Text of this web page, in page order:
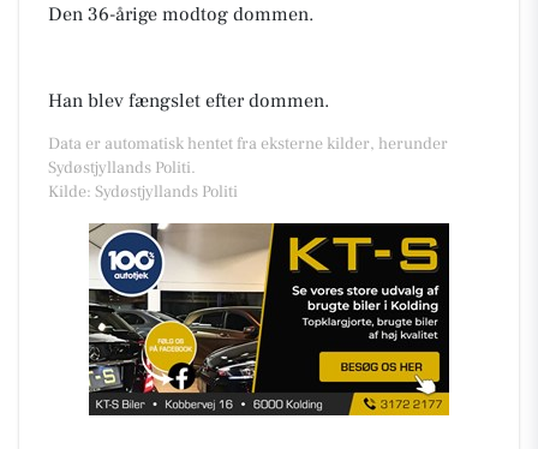
Den 36-årige modtog dommen.
Han blev fængslet efter dommen.
Data er automatisk hentet fra eksterne kilder, herunder
Sydøstjyllands Politi.
Kilde: Sydøstjyllands Politi